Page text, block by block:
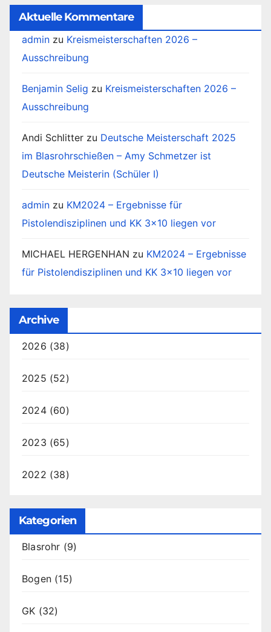
Aktuelle Kommentare
admin zu Kreismeisterschaften 2026 –
Ausschreibung
Benjamin Selig zu Kreismeisterschaften 2026 –
Ausschreibung
Andi Schlitter zu Deutsche Meisterschaft 2025
im Blasrohrschießen – Amy Schmetzer ist
Deutsche Meisterin (Schüler I)
admin zu KM2024 – Ergebnisse für
Pistolendisziplinen und KK 3×10 liegen vor
MICHAEL HERGENHAN zu KM2024 – Ergebnisse
für Pistolendisziplinen und KK 3×10 liegen vor
Archive
2026 (38)
2025 (52)
2024(60)
2023 (65)
2022 (38)
Kategorien
Blasrohr (9)
Bogen (15)
GK (32)